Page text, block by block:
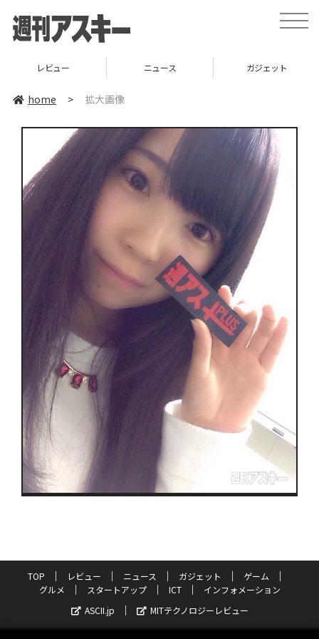
toggle
レビュー ニュース ガジェット
home > 拡大画像
TOP レビュー ニュース ガジェット
ゲーム
グルメ
スタートアップ ICT
インフォメーション
ASCII.jp
MITテクノロジーレビュー